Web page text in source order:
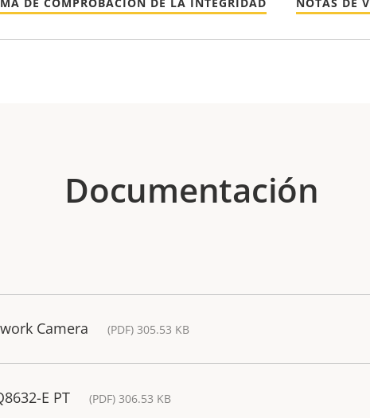
DE COMPROBACIÓN DE LA INTEGRIDAD NOTAS DE
Documentación
Camera (PDF) 305.53 KB
E PT (PDF) 306.53 KB